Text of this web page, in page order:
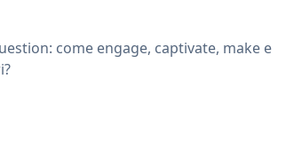
come engage, captivate, make e